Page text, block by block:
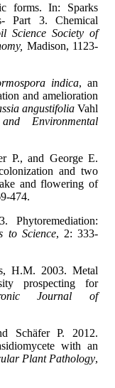
forms. In: Sparks
Part 3. Chemical
Science Society of
Madison, 1123-
indica, an
and amelioration
angustifoliaVahl
Environmental
P., and George E.
and two
and flowering of
Phytoremediation:
to Science, 2: 333-
H.M. 2003. Metal
prospecting for
Journal of
Schäfer P. 2012.
with an
Plant Pathology,